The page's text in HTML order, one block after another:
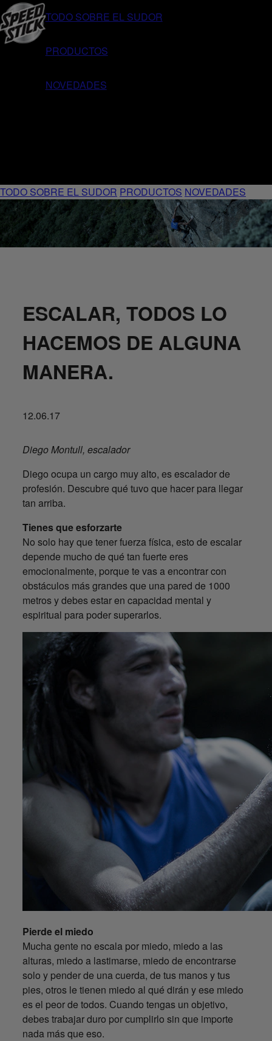
TODO SOBRE EL SUDOR
PRODUCTOS
NOVEDADES
TODO SOBRE EL SUDOR PRODUCTOS NOVEDADES
ESCALAR, TODOS LO
HACEMOS DE ALGUNA
MANERA.
12.06.17
Diego Montull, escalador
Diego ocupa un cargo muy alto, es escalador de
profesión. Descubre qué tuvo que hacer para llegar
tan arriba.
Tienes que esforzarte
No solo hay que tener fuerza física, esto de escalar
depende mucho de qué tan fuerte eres
emocionalmente, porque te vas a encontrar con
obstáculos más grandes que una pared de 1000
metros y debes estar en capacidad mental y
espiritual para poder superarlos.
Pierde el miedo
Mucha gente no escala por miedo, miedo a las
alturas, miedo a lastimarse, miedo de encontrarse
solo y pender de una cuerda, de tus manos y tus
pies, otros le tienen miedo al qué dirán y ese miedo
es el peor de todos. Cuando tengas un objetivo,
debes trabajar duro por cumplirlo sin que importe
nada más que eso.